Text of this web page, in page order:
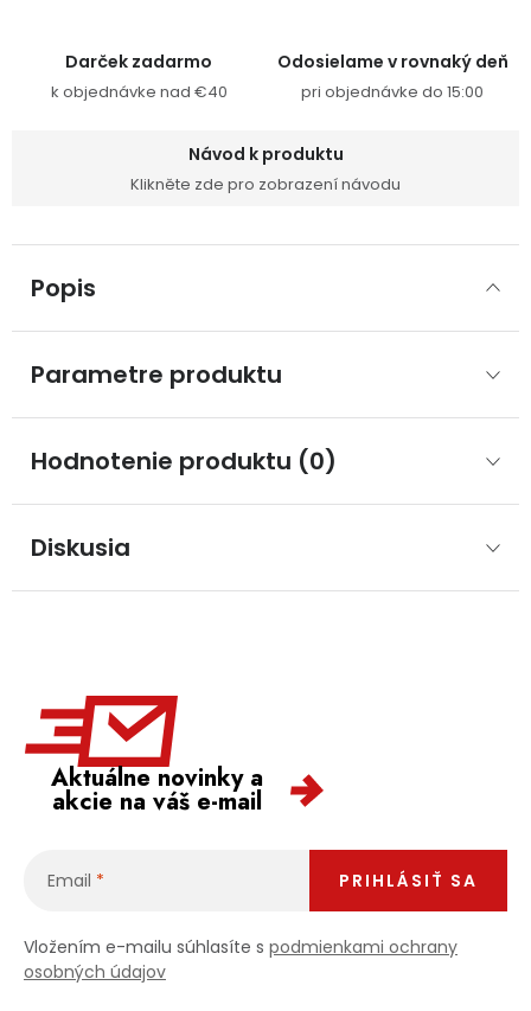
Darček zadarmo
k objednávke nad €40
Odosielame v rovnaký deň
pri objednávke do 15:00
Návod k produktu
Klikněte zde pro zobrazení návodu
Popis
Parametre produktu
Hodnotenie produktu (0)
Diskusia
Aktuálne novinky a
akcie na váš e-mail
Email
Vložením e-mailu súhlasíte s podmienkami ochrany
osobných údajov
PRIHLÁSIŤ SA